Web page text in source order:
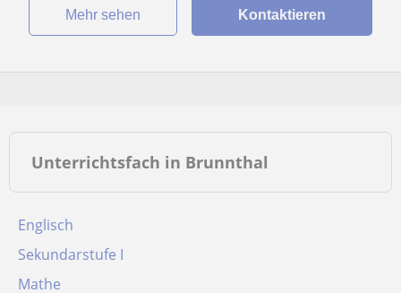
Mehr sehen Kontaktieren
Unterrichtsfach in Brunnthal
Englisch
Sekundarstufe I
Mathe